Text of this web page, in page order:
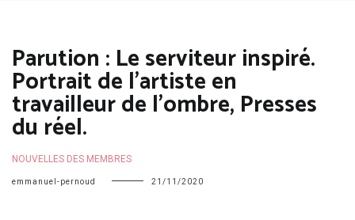
Parution : Le serviteur inspiré.
Portrait de l’artiste en
travailleur de l’ombre, Presses
du réel.
NOUVELLES DES MEMBRES
emmanuel-pernoud 21/11/2020